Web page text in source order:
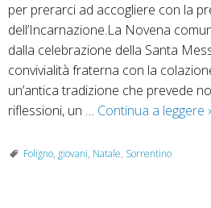
per prerarci ad accogliere con la
dell’Incarnazione.La Novena
dalla celebrazione della Santa
convivialità fraterna con la
un’antica tradizione che prevede
riflessioni, un … Continua a leggere
Foligno, giovani, Natale, Sorrentino